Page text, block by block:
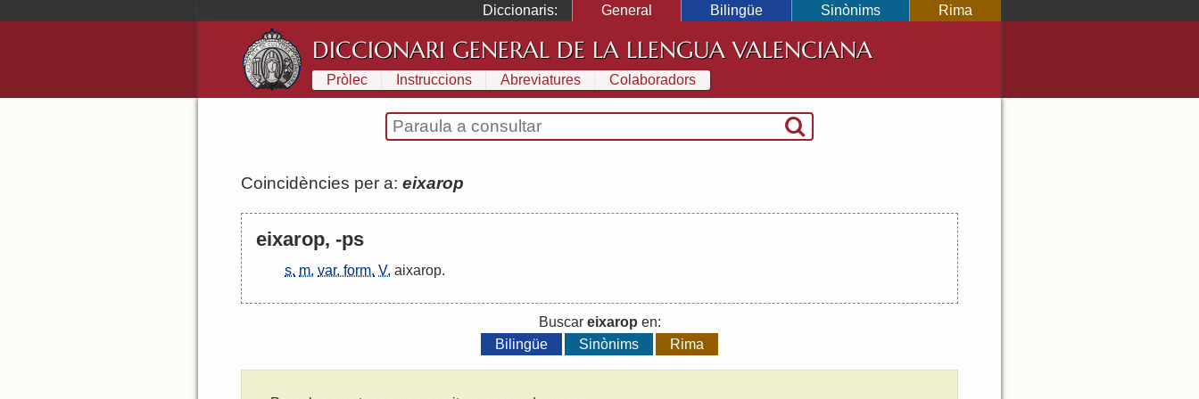
Diccionaris: General Bilingüe Sinònims Rima
DICCIONARI GENERAL DE LA LLENGUA VALENCIANA
Pròlec Instruccions Abreviatures Colaboradors
Coincidències per a: eixarop
eixarop, -ps
s. m. var. form. V. aixarop.
Buscar eixarop en:
Bilingüe
Sinònims Rima